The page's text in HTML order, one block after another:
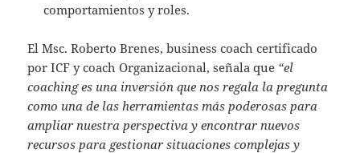
comportamientos y roles.
El Msc. Roberto Brenes, business coach certificado
por ICF y coach Organizacional, señala que “el
coaching es una inversión que nos regala la pregunta
como una de las herramientas más poderosas para
ampliar nuestra perspectiva y encontrar nuevos
recursos para gestionar situaciones complejas y